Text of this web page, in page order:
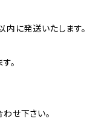
に発送いたします。
。
せ下さい。